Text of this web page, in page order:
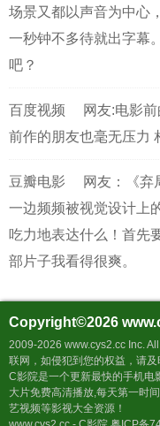
场景又都以声音为中心
一秒钟不多待就出字幕
吧？
百度视频
网友:电影
前作的朋友也毫无压力
豆瓣电影
网友：《弃
一边频频被视觉设计上
吃力地表达什么！首先
部片子我看得很爽。
Copyright©2026
2009-2026 www.cys2.cc Inc.
联网，如侵犯到您的权益，请及
C影院是一个更新最快的手机电
大片免费高清播放,每天第一时
艺视频等影视大全资源！